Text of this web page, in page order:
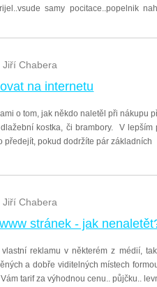
samy pocitace..popelnik
Jiří Chabera
na internetu
o tom, jak někdo naletěl při nákupu
kostka, či brambory. V
předejít, pokud dodržíte pár základních
Jiří Chabera
stránek - jak
reklamu v některém z médií,
a dobře viditelných místech
tarif za výhodnou cenu.. půjčku..